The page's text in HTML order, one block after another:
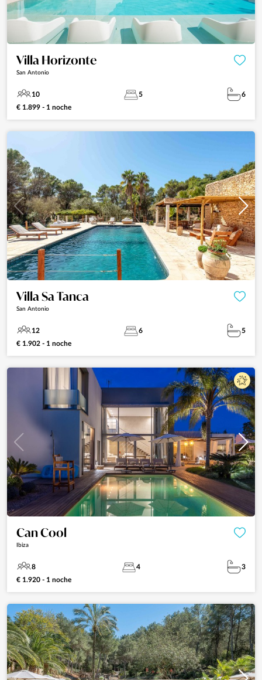
Villa Horizonte
San Antonio
10 5
6
€ 1.899 - 1 noche
Villa Sa Tanca
San Antonio
12 6
5
€ 1.902 - 1 noche
Can Cool
Ibiza
8 4
3
€ 1.920 - 1 noche